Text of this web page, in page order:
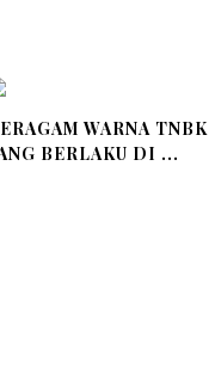
WARNA TNBK
BERLAKU DI ...